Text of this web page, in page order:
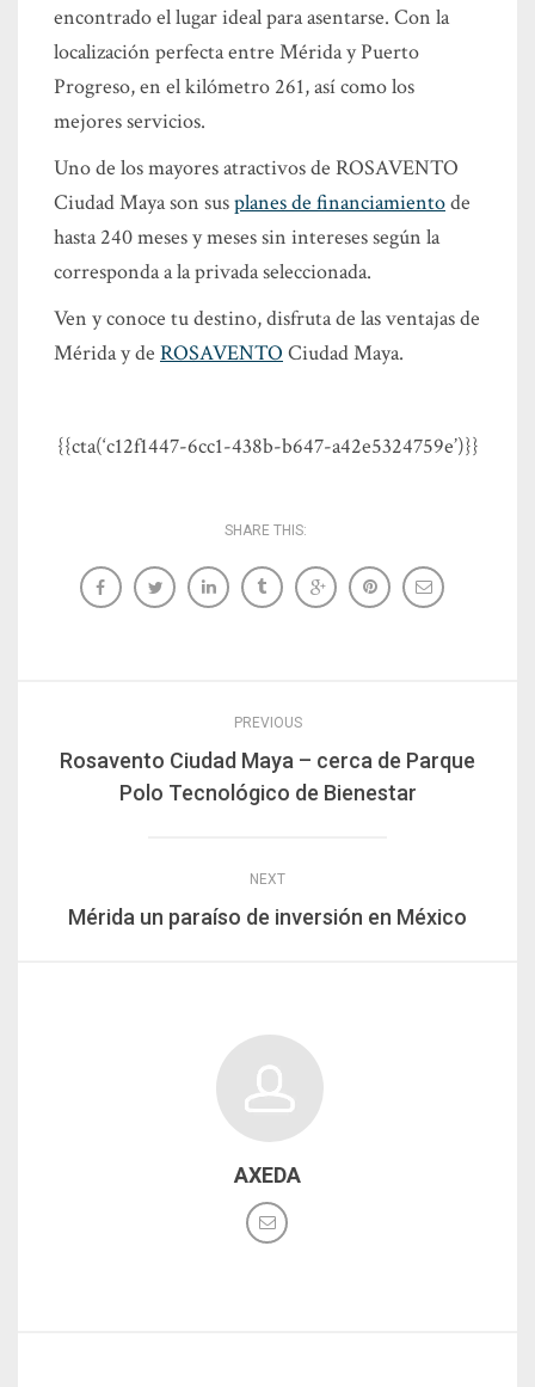
encontrado el lugar ideal para asentarse. Con la
localización perfecta entre Mérida y Puerto
Progreso, en el kilómetro 261, así como los
mejores servicios.
Uno de los mayores atractivos de ROSAVENTO
Ciudad Maya son susplanes de financiamientode
hasta 240 meses y meses sin intereses según la
corresponda a la privada seleccionada.
Ven y conoce tu destino, disfruta de las ventajas de
Mérida y de ROSAVENTO Ciudad Maya.
{{cta(‘c12f1447-6cc1-438b-b647-a42e5324759e’)}}
SHARE THIS:
PREVIOUS
Rosavento Ciudad Maya – cerca de Parque
Polo Tecnológico de Bienestar
NEXT
Mérida un paraíso de inversión en México
AXEDA